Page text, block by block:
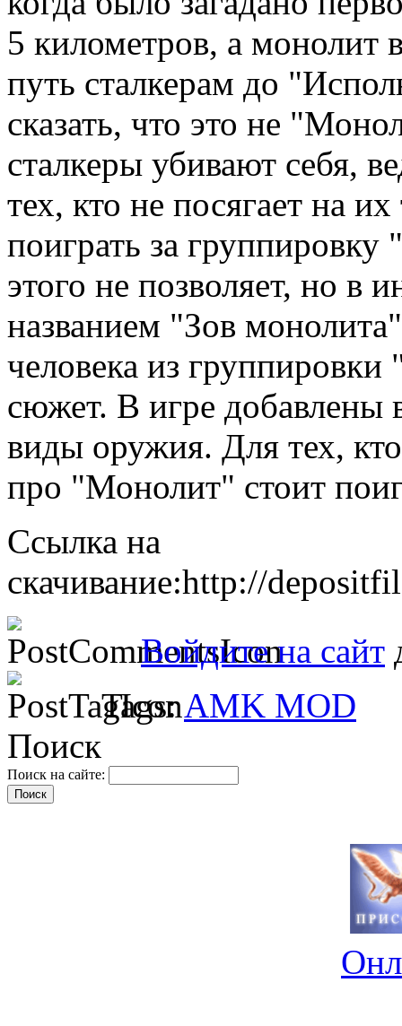
5 километров, а монолит
путь сталкерам до
сказать, что это не
сталкеры убивают себя,
тех, кто не посягает на
поиграть за
этого не позволяет, но в
названием "Зов
человека из
сюжет. В игре
виды оружия. Для тех,
про "Монолит" стоит
Ссылка на
скачивание:http://
Войдите на сайт
Tags:AMK MOD
Поиск
Поиск на сайте: